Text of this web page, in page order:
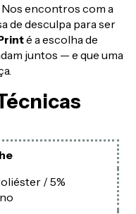
encontros com a
de desculpa para ser
é a escolha de
juntos — e que uma
/ 5%